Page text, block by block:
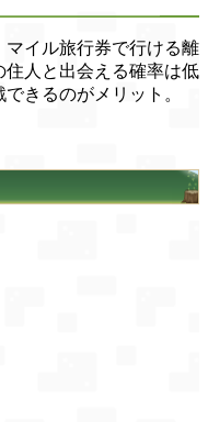
マイル旅行券で行ける離
人と出会える確率は低
きるのがメリット。